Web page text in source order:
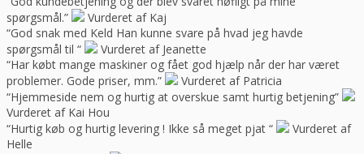
spørgsmål.”
Vurderet af Kaj
“God snak med Keld Han kunne svare på hvad jeg havde
spørgsmål til “
Vurderet af Jeanette
“Har købt mange maskiner og fået god hjælp når der har været
problemer. Gode priser, mm.”
Vurderet af Patricia
“Hjemmeside nem og hurtig at overskue samt hurtig betjening”
Vurderet af Kai Hou
“Hurtig køb og hurtig levering ! Ikke så meget pjat “
Vurderet af
Helle